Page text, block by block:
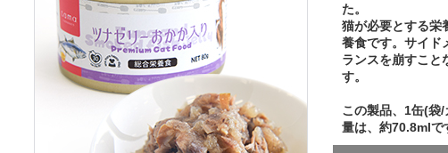
た。
猫が必要とする栄
養食です。サイド
ランスを崩すこと
す。
この製品、1缶(袋
量は、約70.8mlで